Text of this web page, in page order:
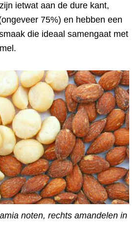
ietwat aan de dure kant,
75%) en hebben een
die ideaal samengaat met
noten, rechts amandelen in